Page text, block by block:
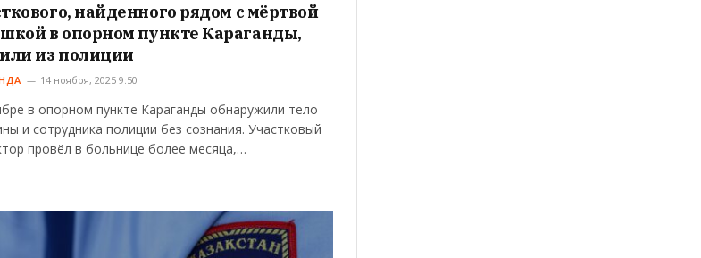
найденного рядом с мёртвой
в опорном пункте Караганды,
из полиции
14 ноября, 2025 9:50
в опорном пункте Караганды обнаружили тело
и сотрудника полиции без сознания. Участковый
провёл в больнице более месяца,…